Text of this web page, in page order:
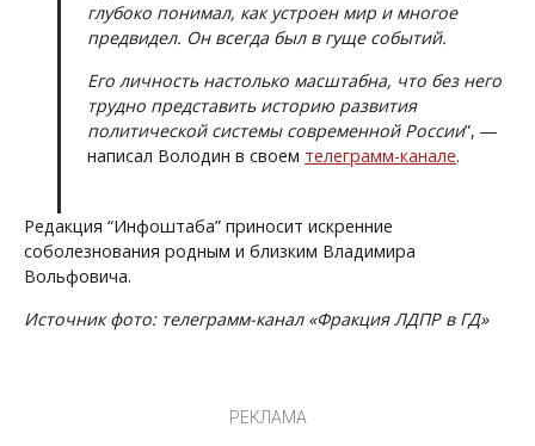
глубоко понимал, как устроен мир и многое
предвидел. Он всегда был в гуще событий.
Его личность настолько масштабна, что без него
трудно представить историю развития
политической системы современной России”, ―
написал Володин в своем телеграмм-канале.
Редакция “Инфоштаба” приносит искренние
соболезнования родным и близким Владимира
Вольфовича.
Источник фото: телеграмм-канал «Фракция ЛДПР в ГД»
РЕКЛАМА